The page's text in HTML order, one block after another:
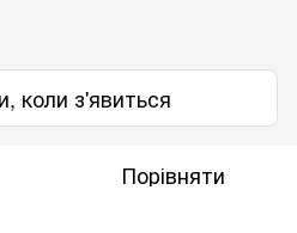
коли з'явиться
Порівняти